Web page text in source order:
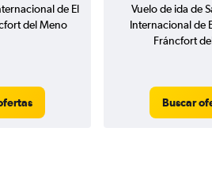
de El
del Meno
Vuelo de ida de
Internacional de
Fráncfort
Buscar